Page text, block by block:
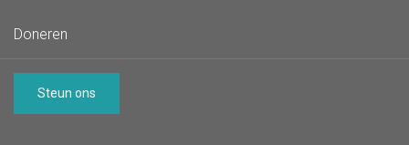
Doneren
Steun ons